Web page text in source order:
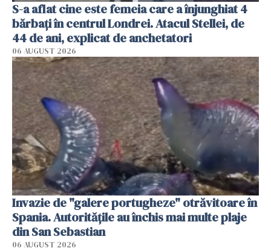
S-a aflat cine este femeia care a înjunghiat 4
bărbați în centrul Londrei. Atacul Stellei, de
44 de ani, explicat de anchetatori
06 AUGUST 2026
Invazie de "galere portugheze" otrăvitoare în
Spania. Autoritățile au închis mai multe plaje
din San Sebastian
06 AUGUST 2026